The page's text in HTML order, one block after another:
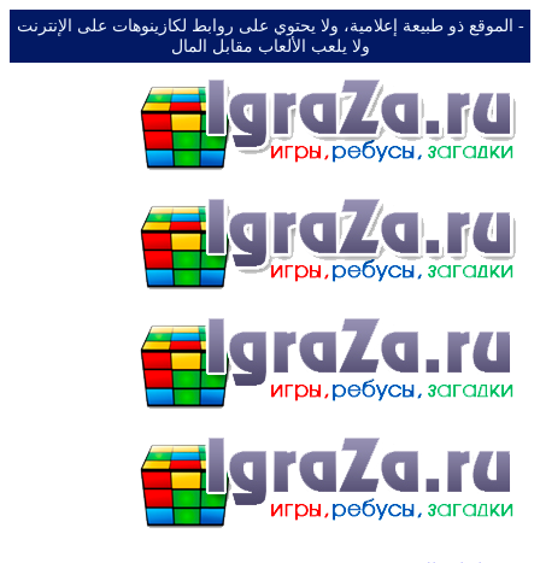
-️ الموقع ذو طبيعة إعلامية، ولا يحتوي على روابط لكازينوهات على الإنترنت
ولا يلعب الألعاب مقابل المال